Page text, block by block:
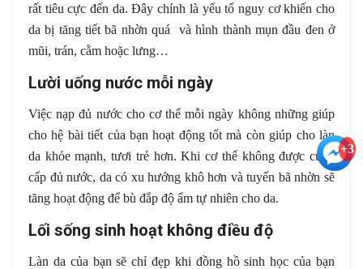
rất tiêu cực đến da. Đây chính là yếu tố nguy cơ khiến cho
da bị tăng tiết bã nhờn quá và hình thành mụn đầu đen ở
mũi, trán, cằm hoặc lưng…
Lười uống nước mỗi ngày
Việc nạp đủ nước cho cơ thể mỗi ngày không những giúp
cho hệ bài tiết của bạn hoạt động tốt mà còn giúp cho làn
da khỏe mạnh, tươi trẻ hơn. Khi cơ thể không được cung
cấp đủ nước, da có xu hướng khô hơn và tuyến bã nhờn sẽ
tăng hoạt động để bù đắp độ ẩm tự nhiên cho da.
Lối sống sinh hoạt không điều độ
Làn da của bạn sẽ chỉ đẹp khi đồng hồ sinh học của bạn
+3